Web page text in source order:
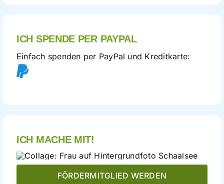
ICH SPENDE PER PAYPAL
Einfach spenden per PayPal und Kreditkarte:
ICH MACHE MIT!
FÖRDERMITGLIED WERDEN